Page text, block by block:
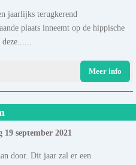
jaarlijks terugkerend
plaats inneemt op de hippische
Meer info
september 2021
door. Dit jaar zal er een